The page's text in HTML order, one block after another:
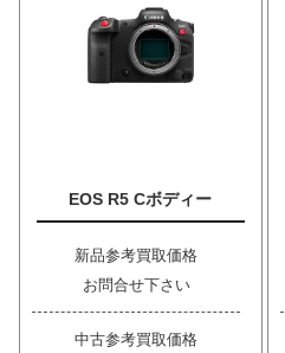
EOS R5 Cボディー
新品参考買取価格
お問合せ下さい
中古参考買取価格